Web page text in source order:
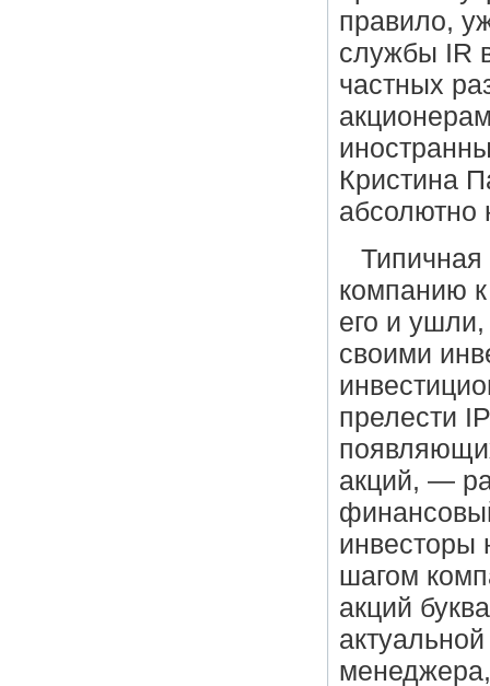
правило,
службы IR
частных
Кристина
абсолютно
Типичная
компанию
его и
своими
прелести
акций, —
инвесторы
шагом
акций